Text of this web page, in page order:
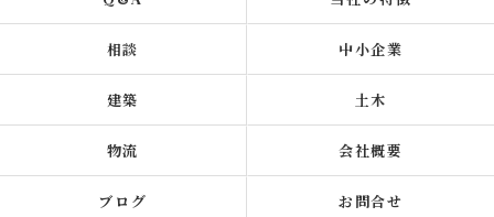
相談 中小企業
建築 土木
物流 会社概要
ブログ お問合せ